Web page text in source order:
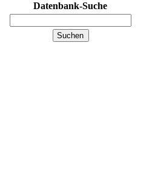
Datenbank-Suche